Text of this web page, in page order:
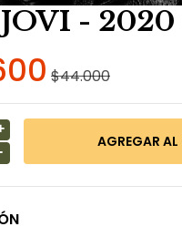
- 2020
$44.000